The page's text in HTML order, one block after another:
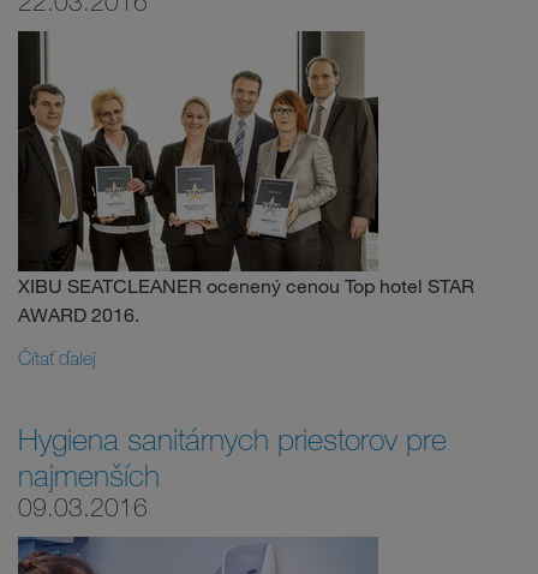
XIBU SEATCLEANER ocenený cenou Top hotel STAR
AWARD 2016.
Čítať ďalej
Hygiena sanitárnych priestorov pre
najmenších
09.03.2016